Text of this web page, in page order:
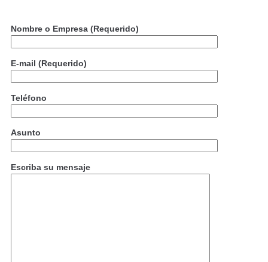
Nombre o Empresa (Requerido)
E-mail (Requerido)
Teléfono
Asunto
Escriba su mensaje